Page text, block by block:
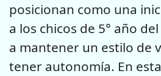
posicionan como una
a los chicos de 5° año
a mantener un estilo de
tener autonomía. En